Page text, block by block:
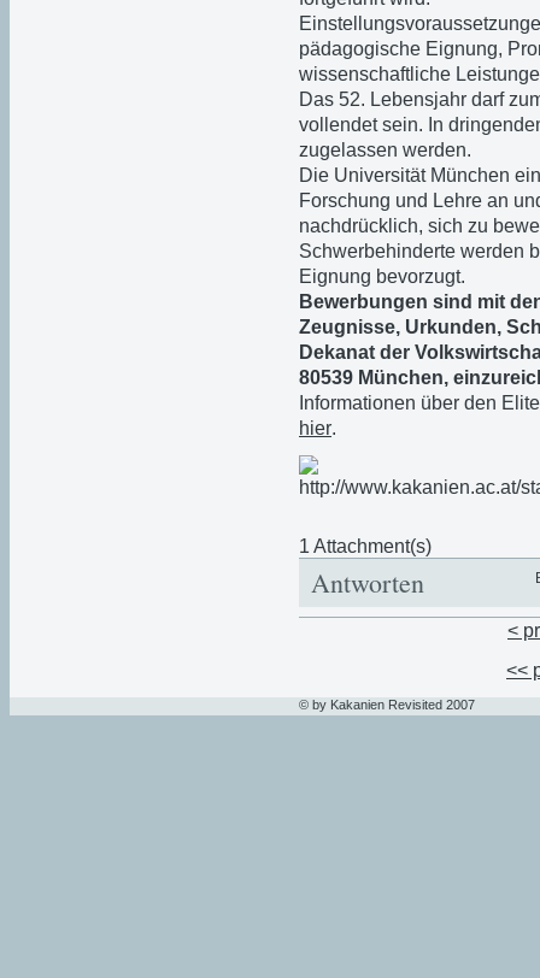
pädagogische Eignung,
wissenschaftliche
Das 52. Lebensjahr darf
vollendet sein. In
zugelassen werden.
Die Universität München
Forschung und Lehre an
nachdrücklich, sich zu
Schwerbehinderte werden
Eignung bevorzugt.
Bewerbungen sind mit
Zeugnisse, Urkunden,
Dekanat der
80539 München,
Informationen über den
hier.
1 Attachment(s)
Antworten
<
<<
© by Kakanien Revisited 2007